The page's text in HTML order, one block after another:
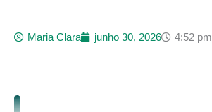
Maria Clara junho 30, 2026 4:52 pm